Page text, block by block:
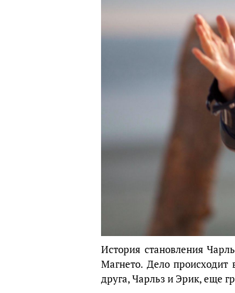
История становления
Магнето. Дело происходит
друга, Чарльз и Эрик, еще